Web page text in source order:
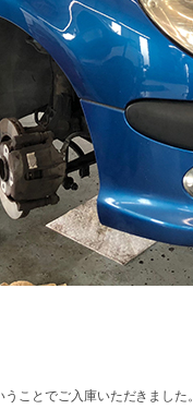
ことでご入庫いただきました。